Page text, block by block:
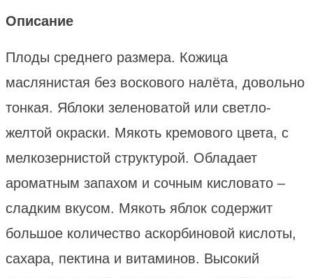
Описание
Плоды среднего размера. Кожица
маслянистая без воскового налёта, довольно
тонкая. Яблоки зеленоватой или светло-
желтой окраски. Мякоть кремового цвета, с
мелкозернистой структурой. Обладает
ароматным запахом и сочным кисловато –
сладким вкусом. Мякоть яблок содержит
большое количество аскорбиновой кислоты,
сахара, пектина и витаминов. Высокий